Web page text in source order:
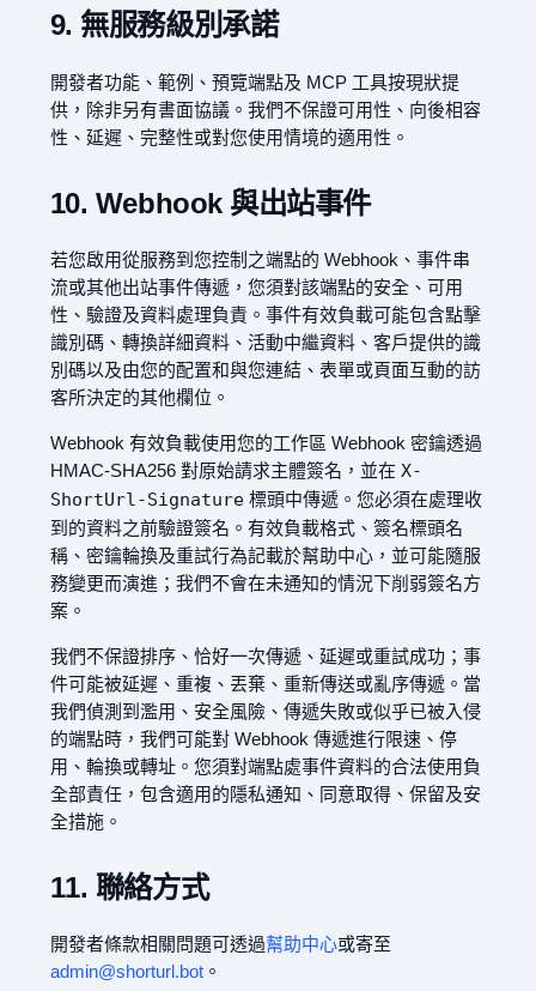
9. 無服務級別承諾
開發者功能、範例、預覽端點及 MCP 工具按現狀提
供，除非另有書面協議。我們不保證可用性、向後相容
性、延遲、完整性或對您使用情境的適用性。
10. Webhook 與出站事件
若您啟用從服務到您控制之端點的 Webhook、事件串
流或其他出站事件傳遞，您須對該端點的安全、可用
性、驗證及資料處理負責。事件有效負載可能包含點擊
識別碼、轉換詳細資料、活動中繼資料、客戶提供的識
別碼以及由您的配置和與您連結、表單或頁面互動的訪
客所決定的其他欄位。
Webhook 有效負載使用您的工作區 Webhook 密鑰透過
HMAC-SHA256 對原始請求主體簽名，並在 X-
ShortUrl-Signature標頭中傳遞。您必須在處理收
到的資料之前驗證簽名。有效負載格式、簽名標頭名
稱、密鑰輪換及重試行為記載於幫助中心，並可能隨服
務變更而演進；我們不會在未通知的情況下削弱簽名方
案。
我們不保證排序、恰好一次傳遞、延遲或重試成功；事
件可能被延遲、重複、丟棄、重新傳送或亂序傳遞。當
我們偵測到濫用、安全風險、傳遞失敗或似乎已被入侵
的端點時，我們可能對 Webhook 傳遞進行限速、停
用、輪換或轉址。您須對端點處事件資料的合法使用負
全部責任，包含適用的隱私通知、同意取得、保留及安
全措施。
11. 聯絡方式
開發者條款相關問題可透過幫助中心或寄至
admin@shorturl.bot。